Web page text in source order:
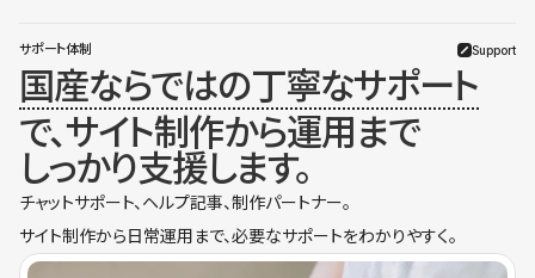
サポート体制 Support
国産ならではの丁寧なサポート
で、サイト制作から運用まで
しっかり支援します。
チャットサポート、ヘルプ記事、制作パートナー。
サイト制作から日常運用まで、必要なサポートをわかりやすく。